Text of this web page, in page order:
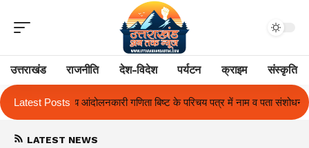
उत्तराखंड राजनीति देश-विदेश पर्यटन क्राइम संस्कृति
Latest Posts
के परिचय पत्र में नाम व पता संशोधन का प्रकरण का हुआ समाधान उत्तराखंड
LATEST NEWS